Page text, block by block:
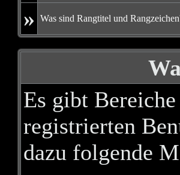
» Was sind Rangtitel und
Es gibt
registrierten
dazu folgende